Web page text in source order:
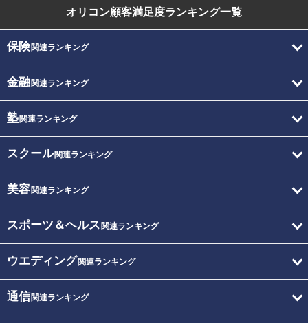
オリコン顧客満足度ランキング一覧
保険関連ランキング
金融関連ランキング
塾関連ランキング
スクール関連ランキング
美容関連ランキング
スポーツ＆ヘルス 関連ランキング
ウエディング関連ランキング
通信関連ランキング